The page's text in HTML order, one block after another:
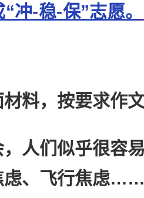
冲-稳-保”志愿。
材料，按要求作
人们似乎很容
虑、飞行焦虑